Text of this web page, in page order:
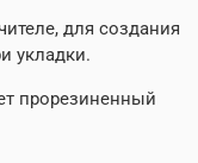
для создания
укладки.
прорезиненный